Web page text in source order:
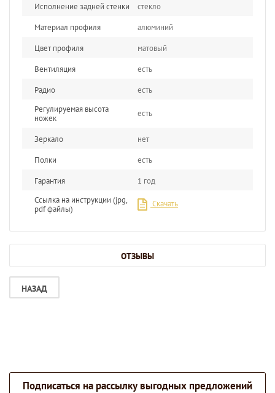
Исполнение задней стенки
стекло
Материал профиля
алюминий
Цвет профиля
матовый
Вентиляция
есть
Радио
есть
Регулируемая высота
ножек
есть
Зеркало
нет
Полки
есть
Гарантия
1 год
Ссылка на инструкции (jpg,
pdf файлы)
Скачать
ОТЗЫВЫ
НАЗАД
Подписаться на рассылку выгодных предложений